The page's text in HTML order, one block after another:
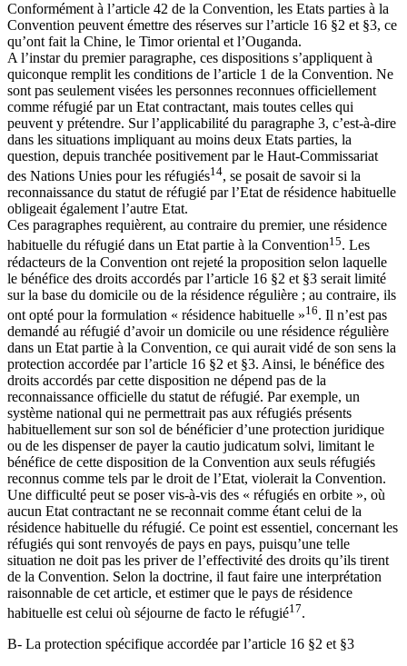
Conformément à l’article 42 de la Convention, les Etats parties à la
Convention peuvent émettre des réserves sur l’article 16 §2 et §3, ce
qu’ont fait la Chine, le Timor oriental et l’Ouganda.
A l’instar du premier paragraphe, ces dispositions s’appliquent à
quiconque remplit les conditions de l’article 1 de la Convention. Ne
sont pas seulement visées les personnes reconnues officiellement
comme réfugié par un Etat contractant, mais toutes celles qui
peuvent y prétendre. Sur l’applicabilité du paragraphe 3, c’est-à-dire
dans les situations impliquant au moins deux Etats parties, la
question, depuis tranchée positivement par le Haut-Commissariat
des Nations Unies pour les réfugiés14, se posait de savoir si la
reconnaissance du statut de réfugié par l’Etat de résidence habituelle
obligeait également l’autre Etat.
Ces paragraphes requièrent, au contraire du premier, une résidence
habituelle du réfugié dans un Etat partie à la Convention15. Les
rédacteurs de la Convention ont rejeté la proposition selon laquelle
le bénéfice des droits accordés par l’article 16 §2 et §3 serait limité
sur la base du domicile ou de la résidence régulière ; au contraire, ils
ont opté pour la formulation « résidence habituelle »16. Il n’est pas
demandé au réfugié d’avoir un domicile ou une résidence régulière
dans un Etat partie à la Convention, ce qui aurait vidé de son sens la
protection accordée par l’article 16 §2 et §3. Ainsi, le bénéfice des
droits accordés par cette disposition ne dépend pas de la
reconnaissance officielle du statut de réfugié. Par exemple, un
système national qui ne permettrait pas aux réfugiés présents
habituellement sur son sol de bénéficier d’une protection juridique
ou de les dispenser de payer la cautio judicatum solvi, limitant le
bénéfice de cette disposition de la Convention aux seuls réfugiés
reconnus comme tels par le droit de l’Etat, violerait la Convention.
Une difficulté peut se poser vis-à-vis des « réfugiés en orbite », où
aucun Etat contractant ne se reconnait comme étant celui de la
résidence habituelle du réfugié. Ce point est essentiel, concernant les
réfugiés qui sont renvoyés de pays en pays, puisqu’une telle
situation ne doit pas les priver de l’effectivité des droits qu’ils tirent
de la Convention. Selon la doctrine, il faut faire une interprétation
raisonnable de cet article, et estimer que le pays de résidence
habituelle est celui où séjourne de facto le réfugié17.
B- La protection spécifique accordée par l’article 16 §2 et §3